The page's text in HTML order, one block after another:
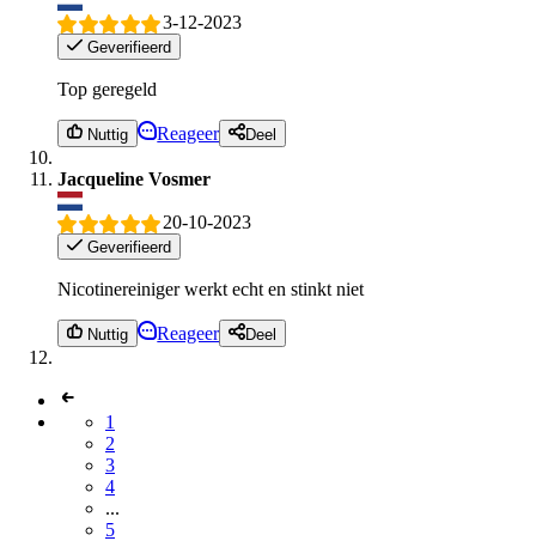
3-12-2023
Geverifieerd
Top geregeld
Nuttig Reageer Deel
Jacqueline Vosmer
20-10-2023
Geverifieerd
Nicotinereiniger werkt echt en stinkt niet
Nuttig Reageer Deel
1
2
3
4
...
5